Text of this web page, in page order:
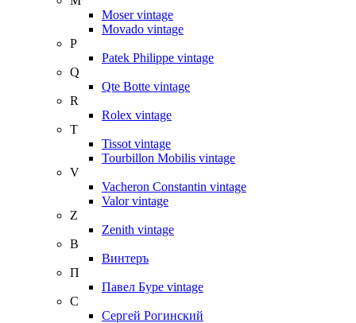
Moser vintage
Movado vintage
P
Patek Philippe vintage
Q
Qte Botte vintage
R
Rolex vintage
T
Tissot vintage
Tourbillon Mobilis vintage
V
Vacheron Constantin vintage
Valor vintage
Z
Zenith vintage
В
Винтеръ
П
Павел Буре vintage
С
Сергей Рогинский